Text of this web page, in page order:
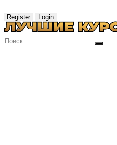
Register Login